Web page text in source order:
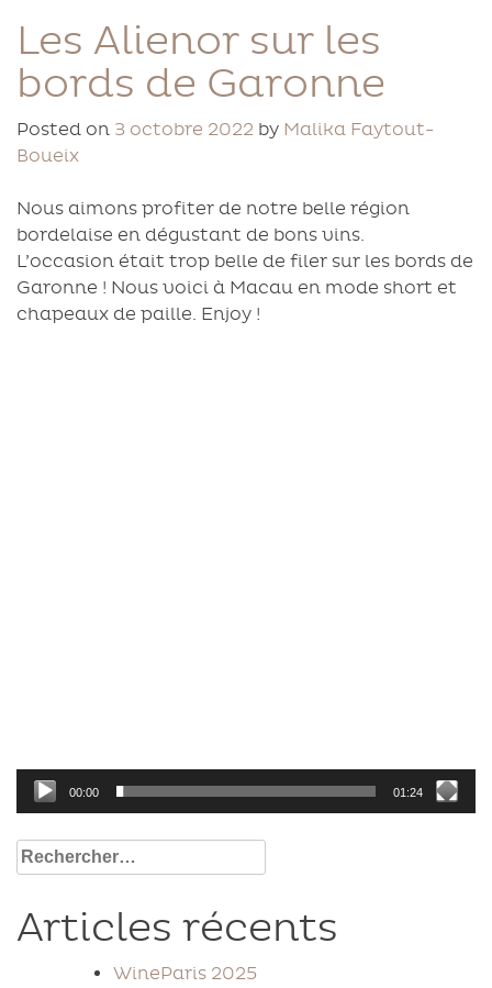
Les Alienor sur les
bords de Garonne
Posted on 3 octobre 2022 by Malika Faytout-
Boueix
Nous aimons profiter de notre belle région
bordelaise en dégustant de bons vins.
L’occasion était trop belle de filer sur les bords de
Garonne ! Nous voici à Macau en mode short et
chapeaux de paille. Enjoy !
00:00 01:24
Rechercher :
Articles récents
WineParis 2025